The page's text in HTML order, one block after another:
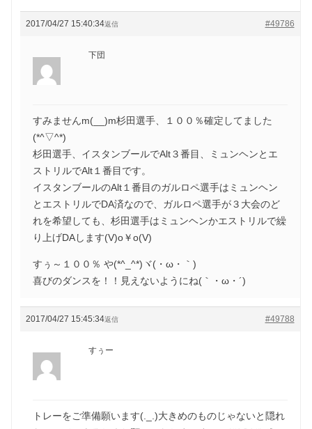
2017/04/27 15:40:34 #49786
返信
下団
すみませんm(__)m杉田選手、１００％確定してました
(*^▽^*)
杉田選手、イスタンブールでAlt３番目、ミュンヘンとエ
ストリルでAlt１番目です。
イスタンブールのAlt１番目のガルロペ選手はミュンヘン
とエストリルでDA済なので、ガルロペ選手が３大会のど
れを希望しても、杉田選手はミュンヘンかエストリルで繰
り上げDAします(V)o￥o(V)
すぅ～１００％ や(*^_^*)ヾ(・ω・｀)
喜びのダンスを！！見えないようにね(｀・ω・´)ゞ
2017/04/27 15:45:34 #49788
返信
すぅー
トレーをご準備願います(._.)大きめのものじゃないと隠れ